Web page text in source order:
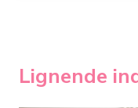
Lignende